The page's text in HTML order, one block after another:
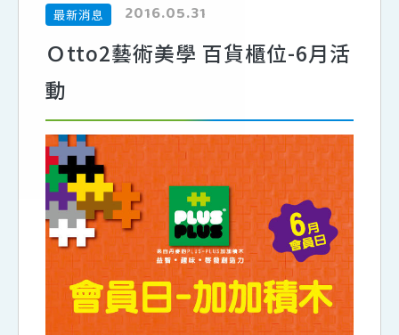
最新消息 2016.05.31
Ｏtto2藝術美學 百貨櫃位-6月活
動